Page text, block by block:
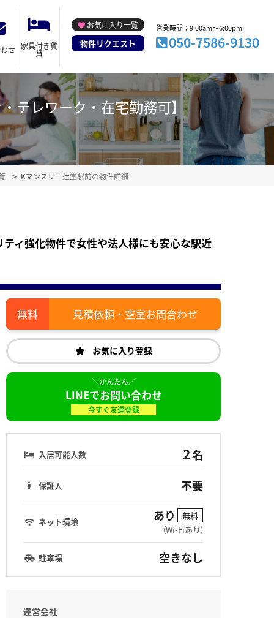
せ 家具付き賃
貸
お気に入り一覧
物件リクエスト
営業時間：9:00am～6:00pm
050-7586-9130
テレワーク・在宅勤務可】
Kマンスリー辻堂駅前の物件詳細
ィ強化物件で女性や法人様にも安心な駅近
見積依頼・空室お問合わせ
お気に入り登録
LINEでお問い合わせ
今すぐ友達登録
入居可能人数 2名
保証人 不要
ネット環境 あり
無料
(Wi-Fiあり)
駐車場 空きなし
運営会社